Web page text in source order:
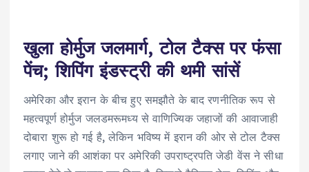
खुला होर्मुज जलमार्ग, टोल टैक्स पर फंसा
पेंच; शिपिंग इंडस्ट्री की थमी सांसें
अमेरिका और इरान के बीच हुए समझौते के बाद रणनीतिक रूप से
महत्वपूर्ण होर्मुज जलडमरूमध्य से वाणिज्यिक जहाजों की आवाजाही
दोबारा शुरू हो गई है, लेकिन भविष्य में इरान की ओर से टोल टैक्स
लगाए जाने की आशंका पर अमेरिकी उपराष्ट्रपति जेडी वेंस ने सीधा